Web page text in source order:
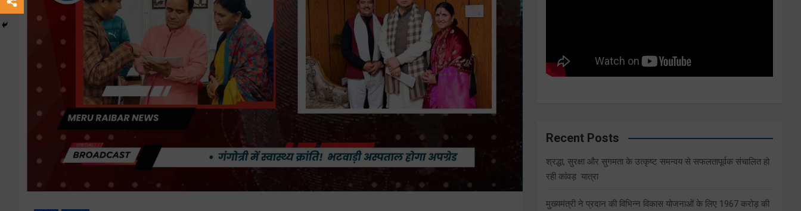
Recent Posts
श्रद्धा, सुरक्षा और सुगमता के उत्कृष्ट समन्वय से सफलतापूर्वक संचालित हो
रही कांवड़ यात्रा
मुख्यमंत्री ने प्रदान की विभिन्न विकास योजनाओं के लिए 1967 करोड़ की